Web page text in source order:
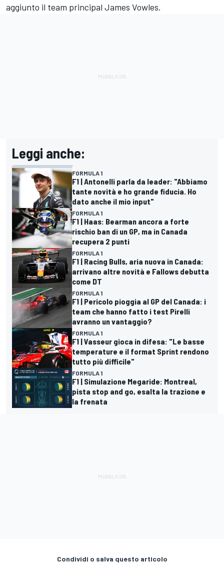
aggiunto il team principal James Vowles.
Leggi anche:
FORMULA 1
F1 | Antonelli parla da leader: "Abbiamo
tante novità e ho grande fiducia. Ho
dato anche il mio input"
FORMULA 1
F1 | Haas: Bearman ancora a forte
rischio ban di un GP, ma in Canada
recupera 2 punti
FORMULA 1
F1 | Racing Bulls, aria nuova in Canada:
arrivano altre novità e Fallows debutta
come DT
FORMULA 1
F1 | Pericolo pioggia al GP del Canada: i
team che hanno fatto i test Pirelli
avranno un vantaggio?
FORMULA 1
F1 | Vasseur gioca in difesa: "Le basse
temperature e il format Sprint rendono
tutto più difficile"
FORMULA 1
F1 | Simulazione Megaride: Montreal,
pista stop and go, esalta la trazione e
la frenata
Condividi o salva questo articolo